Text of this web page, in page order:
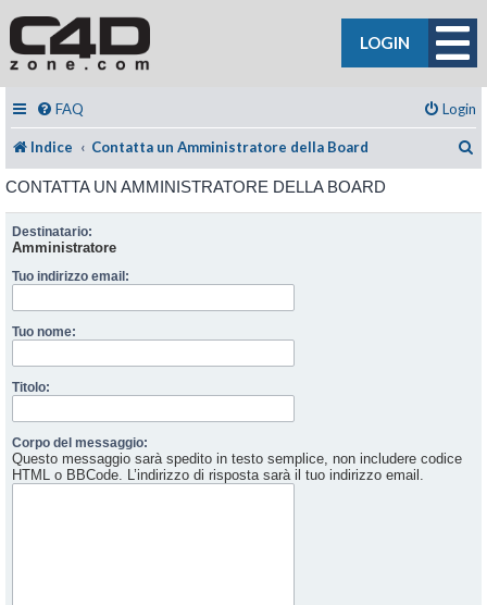
LOGIN
FAQ Login
Indice Contatta un Amministratore della Board
CONTATTA UN AMMINISTRATORE DELLA BOARD
Destinatario:
Amministratore
Tuo indirizzo email:
Tuo nome:
Titolo:
Corpo del messaggio:
Questo messaggio sarà spedito in testo semplice, non includere codice
HTML o BBCode. L’indirizzo di risposta sarà il tuo indirizzo email.